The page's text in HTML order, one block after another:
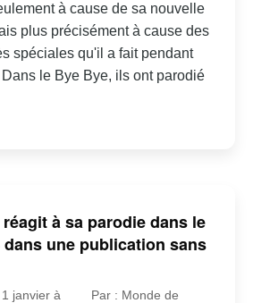
à cause de sa nouvelle
plus précisément à cause des
spéciales qu'il a fait pendant
le Bye Bye, ils ont parodié
à sa parodie dans le
dans une publication sans
janvier à
Par : Monde de